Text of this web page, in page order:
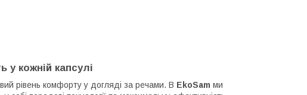
у кожній капсулі
рівень комфорту у догляді за речами. В EkoSam ми